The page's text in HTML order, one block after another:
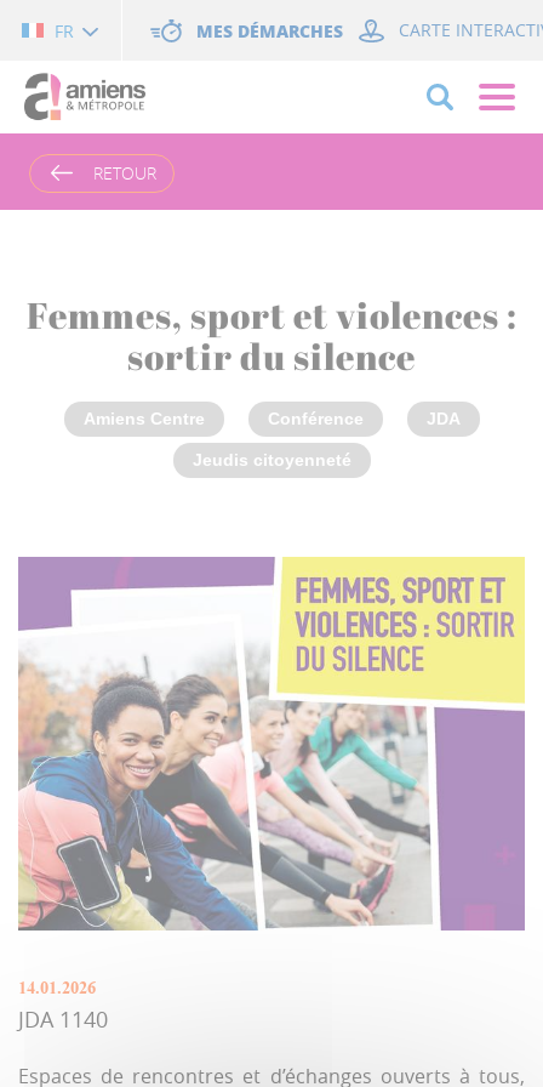
FR MES DÉMARCHES CARTE
RETOUR
Femmes, sport et violences :
sortir du silence
Amiens Centre Conférence JDA
Jeudis citoyenneté
14.01.2026
JDA 1140
Espaces de rencontres et d’échanges ouverts à tous,